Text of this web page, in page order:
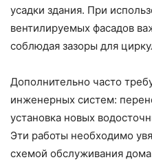
усадки здания. При
вентилируемых фасадов
соблюдая зазоры для
Дополнительно часто
инженерных систем:
установка новых
Эти работы необходимо
схемой обслуживания